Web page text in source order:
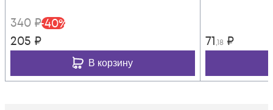
340 ₽-40%
205 ₽
В корзину
71,18 ₽